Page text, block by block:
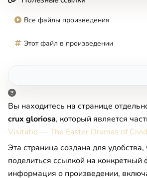
Все файлы произведения
Этот файл в произведении
Вы находитесь на странице
crux gloriosa, который является
Visitatio — The Easter Dramas of
Эта страница создана для
поделиться ссылкой на
информация о произведении,